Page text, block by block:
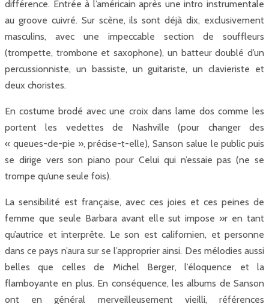
différence. Entrée à l’américain après une intro instrumentale
au groove cuivré. Sur scène, ils sont déjà dix, exclusivement
masculins, avec une impeccable section de souffleurs
(trompette, trombone et saxophone), un batteur doublé d’un
percussionniste, un bassiste, un guitariste, un clavieriste et
deux choristes.
En costume brodé avec une croix dans lame dos comme les
portent les vedettes de Nashville (pour changer des
« queues-de-pie », précise-t-elle), Sanson salue le public puis
se dirige vers son piano pour Celui qui n’essaie pas (ne se
trompe qu’une seule fois).
La sensibilité est française, avec ces joies et ces peines de
femme que seule Barbara avant elle sut impose »r en tant
qu’autrice et interprête. Le son est californien, et personne
dans ce pays n’aura sur se l’approprier ainsi. Des mélodies aussi
belles que celles de Michel Berger, l’éloquence et la
flamboyante en plus. En conséquence, les albums de Sanson
ont en général merveilleusement vieilli, références